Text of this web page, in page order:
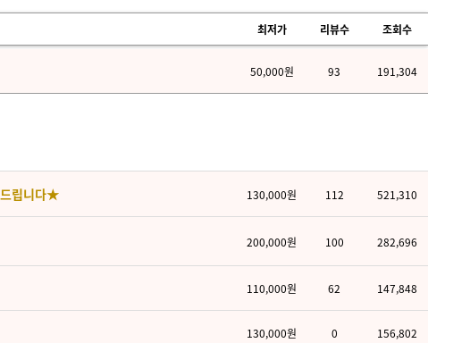
최저가 리뷰수 조회수
50,000원 93 191,304
립니다★ 130,000원 112 521,310
200,000원 100 282,696
110,000원 62 147,848
130,000원 0 156,802